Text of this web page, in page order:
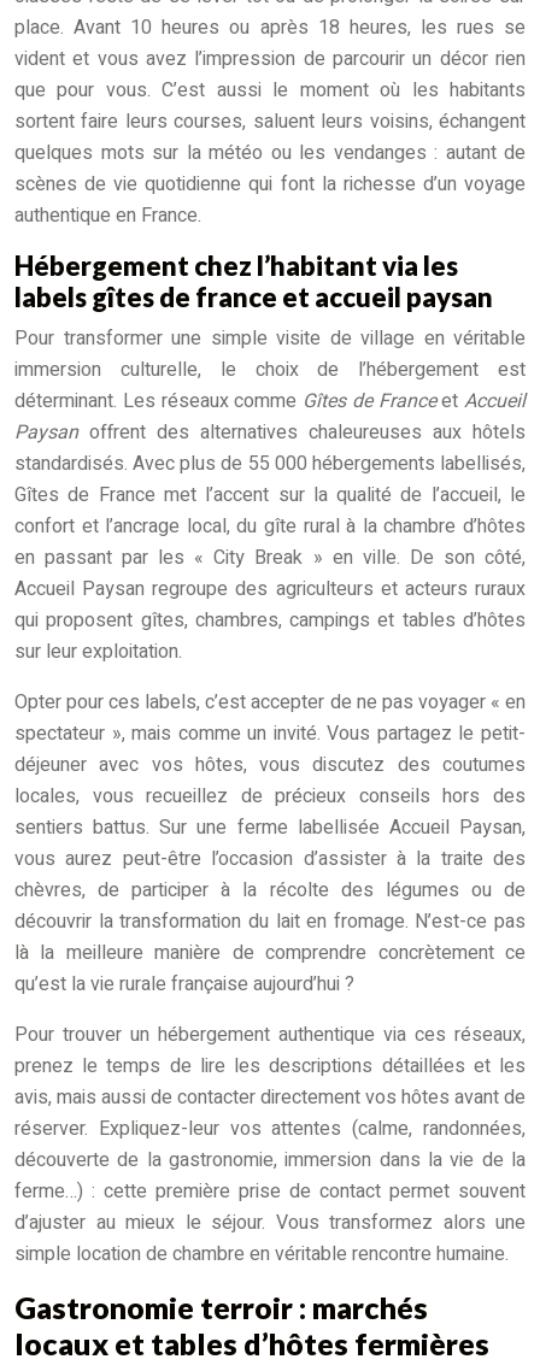
place. Avant 10 heures ou après 18 heures, les rues se
vident et vous avez l’impression de parcourir un décor rien
que pour vous. C’est aussi le moment où les habitants
sortent faire leurs courses, saluent leurs voisins, échangent
quelques mots sur la météo ou les vendanges : autant de
scènes de vie quotidienne qui font la richesse d’un voyage
authentique en France.
Hébergement chez l’habitant via les
labels gîtes de france et accueil paysan
Pour transformer une simple visite de village en véritable
immersion culturelle, le choix de l’hébergement est
déterminant. Les réseaux comme Gîtes de Franceet Accueil
Paysanoffrent des alternatives chaleureuses aux hôtels
standardisés. Avec plus de 55 000 hébergements labellisés,
Gîtes de France met l’accent sur la qualité de l’accueil, le
confort et l’ancrage local, du gîte rural à la chambre d’hôtes
en passant par les « City Break » en ville. De son côté,
Accueil Paysan regroupe des agriculteurs et acteurs ruraux
qui proposent gîtes, chambres, campings et tables d’hôtes
sur leur exploitation.
Opter pour ces labels, c’est accepter de ne pas voyager « en
spectateur », mais comme un invité. Vous partagez le petit-
déjeuner avec vos hôtes, vous discutez des coutumes
locales, vous recueillez de précieux conseils hors des
sentiers battus. Sur une ferme labellisée Accueil Paysan,
vous aurez peut-être l’occasion d’assister à la traite des
chèvres, de participer à la récolte des légumes ou de
découvrir la transformation du lait en fromage. N’est-ce pas
là la meilleure manière de comprendre concrètement ce
qu’est la vie rurale française aujourd’hui ?
Pour trouver un hébergement authentique via ces réseaux,
prenez le temps de lire les descriptions détaillées et les
avis, mais aussi de contacter directement vos hôtes avant de
réserver. Expliquez-leur vos attentes (calme, randonnées,
découverte de la gastronomie, immersion dans la vie de la
ferme…) : cette première prise de contact permet souvent
d’ajuster au mieux le séjour. Vous transformez alors une
simple location de chambre en véritable rencontre humaine.
Gastronomie terroir : marchés
locaux et tables d’hôtes fermières